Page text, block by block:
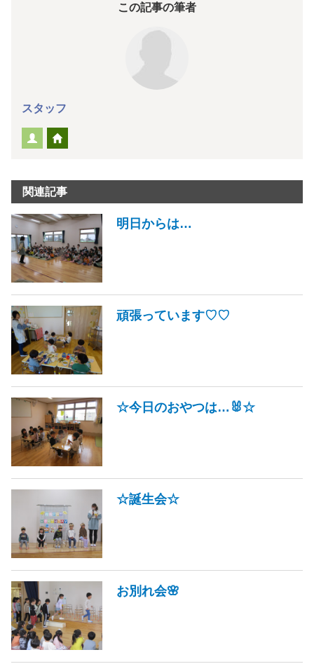
この記事の筆者
スタッフ
関連記事
明日からは…
頑張っています♡♡
☆今日のおやつは…🐰☆
☆誕生会☆
お別れ会🌸